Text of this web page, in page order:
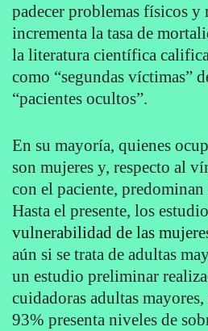
padecer problemas físicos y
incrementa la tasa de
la literatura científica
como “segundas víctimas”
“pacientes ocultos”.
En su mayoría, quienes
son mujeres y, respecto al
con el paciente, predominan
Hasta el presente, los
vulnerabilidad de las
aún si se trata de adultas
un estudio preliminar
cuidadoras adultas
93% presenta niveles de